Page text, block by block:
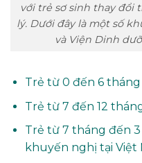
với trẻ sơ sinh thay đổi
lý. Dưới đây là một số
và Viện Dinh
Trẻ từ 0 đến 6
Trẻ từ 7 đến 12
Trẻ từ 7 tháng đến
khuyến nghị tại Việt